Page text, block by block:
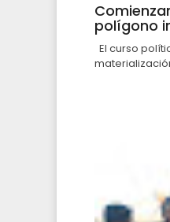
polígono
El curso